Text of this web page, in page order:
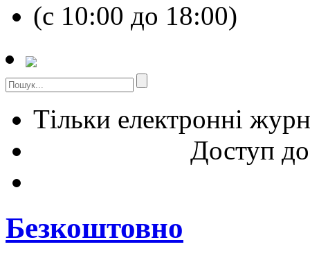
(с 10:00 до 18:00)
Тільки електронні
Доступ
Безкоштовно